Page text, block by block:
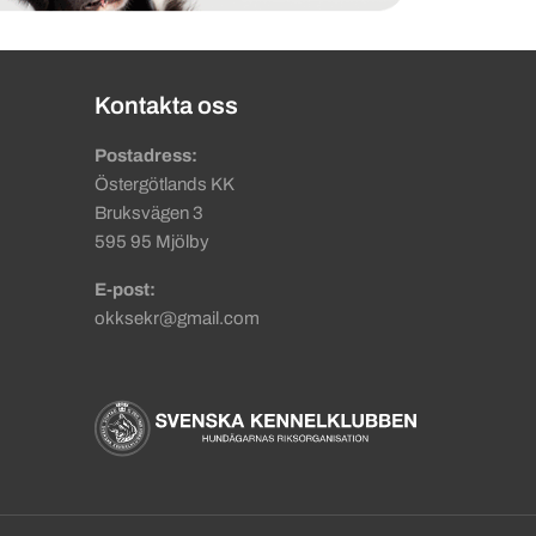
Kontakta oss
Postadress:
Östergötlands KK
Bruksvägen 3
595 95 Mjölby
E-post:
okksekr@gmail.com